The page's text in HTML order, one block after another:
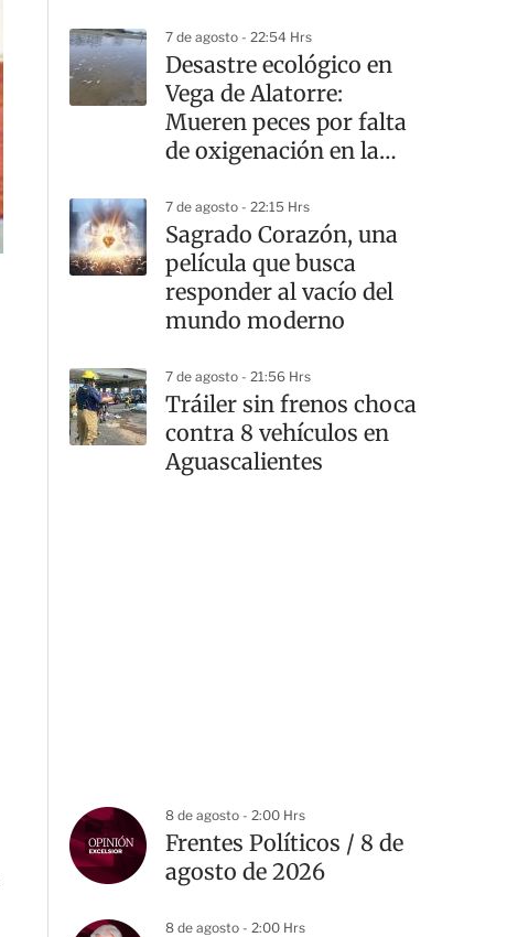
7 de agosto - 22:54 Hrs
Desastre ecológico en
Vega de Alatorre:
Mueren peces por falta
de oxigenación en la
7 de agosto - 22:15 Hrs
Sagrado Corazón, una
película que busca
responder al vacío del
mundo moderno
7 de agosto - 21:56 Hrs
Tráiler sin frenos choca
contra 8 vehículos en
Aguascalientes
8 de agosto - 2:00 Hrs
Frentes Políticos / 8 de
agosto de 2026
8 de agosto - 2:00 Hrs